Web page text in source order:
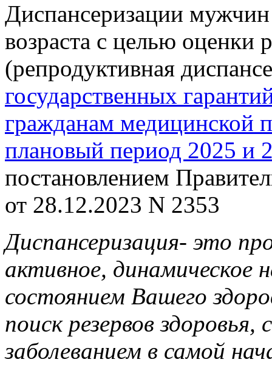
Диспансеризации
возраста с целью оценки
(репродуктивная
государственных
гражданам медицинской
плановый период 2025 и
постановлением
от 28.12.2023 N 2353
Диспансеризация- это
активное, динамическое
состоянием Вашего
поиск резервов
заболеванием в самой